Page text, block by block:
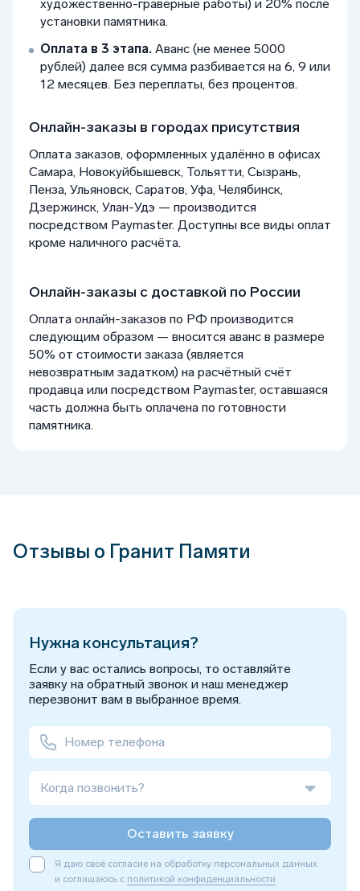
художественно-граверные работы) и 20% после
установки памятника.
Оплата в 3 этапа. Аванс (не менее 5000
рублей) далее вся сумма разбивается на 6, 9 или
12 месяцев. Без переплаты, без процентов.
Онлайн-заказы в городах присутствия
Оплата заказов, оформленных удалённо в офисах
Самара, Новокуйбышевск, Тольятти, Сызрань,
Пенза, Ульяновск, Саратов, Уфа, Челябинск,
Дзержинск, Улан-Удэ — производится
посредством Paymaster. Доступны все виды оплат
кроме наличного расчёта.
Онлайн-заказы с доставкой по России
Оплата онлайн-заказов по РФ производится
следующим образом — вносится аванс в размере
50% от стоимости заказа (является
невозвратным задатком) на расчётный счёт
продавца или посредством Paymaster, оставшаяся
часть должна быть оплачена по готовности
памятника.
Отзывы о Гранит Памяти
Нужна консультация?
Если у вас остались вопросы, то оставляйте
заявку на обратный звонок и наш менеджер
перезвонит вам в выбранное время.
Когда позвонить?
Оставить заявку
Я даю своё согласие на обработку персональных данных
и соглашаюсь с политикой конфиденциальности